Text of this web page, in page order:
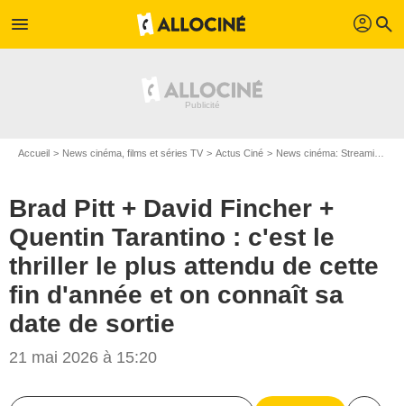
menu profil search
Accueil News cinéma, films et séries TV Actus Ciné News cinéma: Streaming
Brad Pitt + David Fincher +
Quentin Tarantino : c'est le
thriller le plus attendu de cette
fin d'année et on connaît sa
date de sortie
21 mai 2026 à 15:20